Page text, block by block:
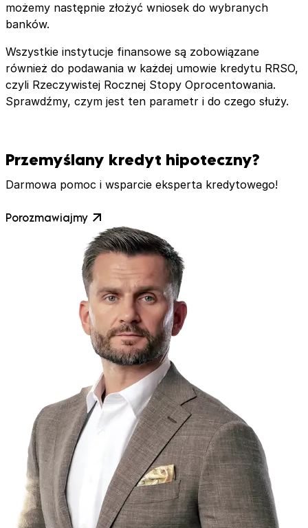
możemy następnie złożyć wniosek do wybranych
banków.
Wszystkie instytucje finansowe są zobowiązane
również do podawania w każdej umowie kredytu RRSO,
czyli Rzeczywistej Rocznej Stopy Oprocentowania.
Sprawdźmy, czym jest ten parametr i do czego służy.
Przemyślany kredyt hipoteczny?
Darmowa pomoc i wsparcie eksperta kredytowego!
Porozmawiajmy